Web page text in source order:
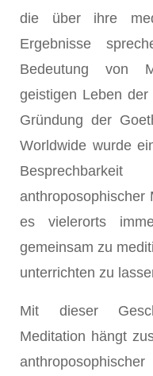
die über ihre
Ergebnisse
Bedeutung von
geistigen Leben
Gründung der
Worldwide wurde
anthroposophischer
es vielerorts
gemeinsam zu
unterrichten zu
Mit dieser
Meditation hängt